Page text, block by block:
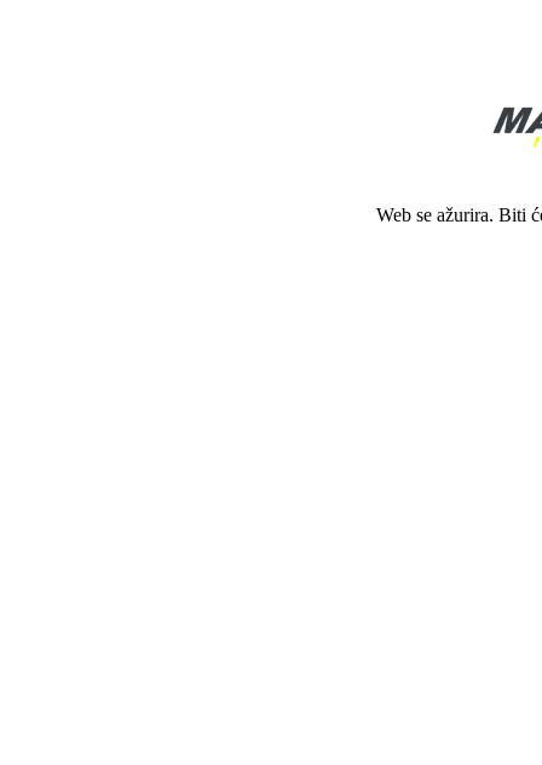
Web se ažurira. Biti